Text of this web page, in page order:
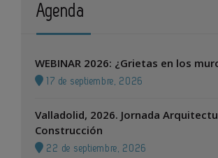
Agenda
WEBINAR 2026: ¿Grietas en los
17 de septiembre, 2026
Valladolid, 2026. Jornada
Construcción
22 de septiembre, 2026